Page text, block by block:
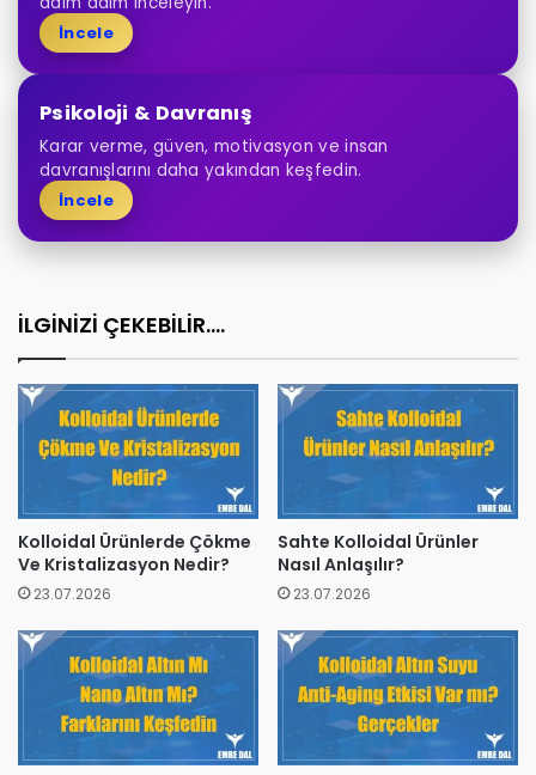
İncele
Psikoloji & Davranış
Karar verme, güven, motivasyon ve insan
davranışlarını daha yakından keşfedin.
İncele
İLGİNİZİ ÇEKEBİLİR....
Kolloidal Ürünlerde Çökme
Ve Kristalizasyon Nedir?
23.07.2026
Sahte Kolloidal Ürünler
Nasıl Anlaşılır?
23.07.2026